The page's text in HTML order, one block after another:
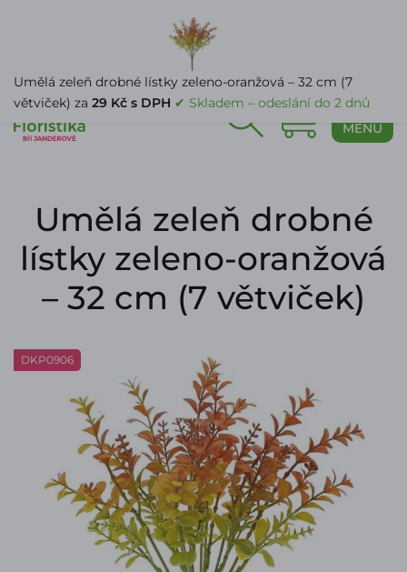
MENU
Umělá zeleň drobné
lístky zeleno-oranžová
– 32 cm (7 větviček)
DKP0906
Umělá zeleň drobné lístky zeleno-oranžová – 32 cm (7
větviček) za 29 Kč s DPH ✔ Skladem – odeslání do 2 dnů